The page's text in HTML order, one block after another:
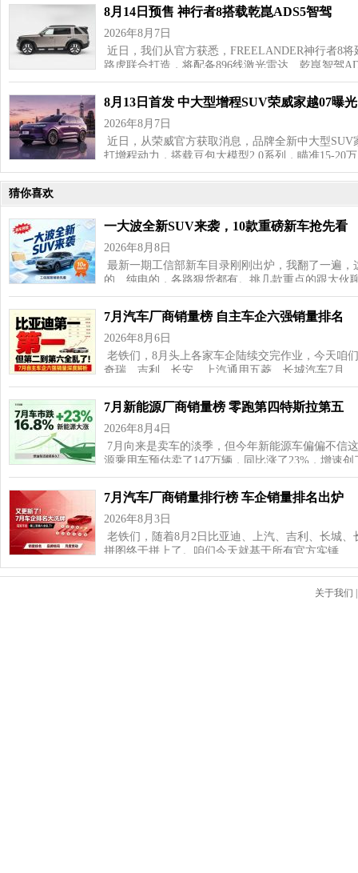
8月14日预售 神行者8搭载乾崑ADS5智驾
2026年8月7日
近日，我们从官方获悉，FREELANDER神行者8
路虎联合打造，将配备896线激光雷达、乾崑智驾
8月13日首发 中大型增程SUV荣威家越07曝光
2026年8月7日
近日，从荣威官方获取消息，品牌全新中大型
打增程动力，搭载豆包大模型2.0系列，瞄准15‑20
猜你喜欢
一大波全新SUV来袭，10款重磅新车抢先看
2026年8月8日
最新一期工信部新车目录刚刚出炉，我翻了一遍
的、纯电的，各路狠货都有。挑几款重点的跟大伙
7月汽车厂商销量榜 自主车企六强销量排名
2026年8月6日
老铁们，8月头上各家车企陆续交完作业，今天
奇瑞、吉利、长安、上汽通用五菱、长城汽车7月…
7月新能源厂商销量榜 零跑第四特斯拉第五
2026年8月4日
7月向来是卖车的淡季，但今年新能源车偏偏不信
源乘用车预估卖了147万辆，同比涨了23%，增速
7月汽车厂商销量排行榜 车企销量排名出炉
2026年8月3日
老铁们，随着8月2日比亚迪、上汽、吉利、长城
拼图终于拼上了。咱们今天就基于所有官方实锤…
关于我们